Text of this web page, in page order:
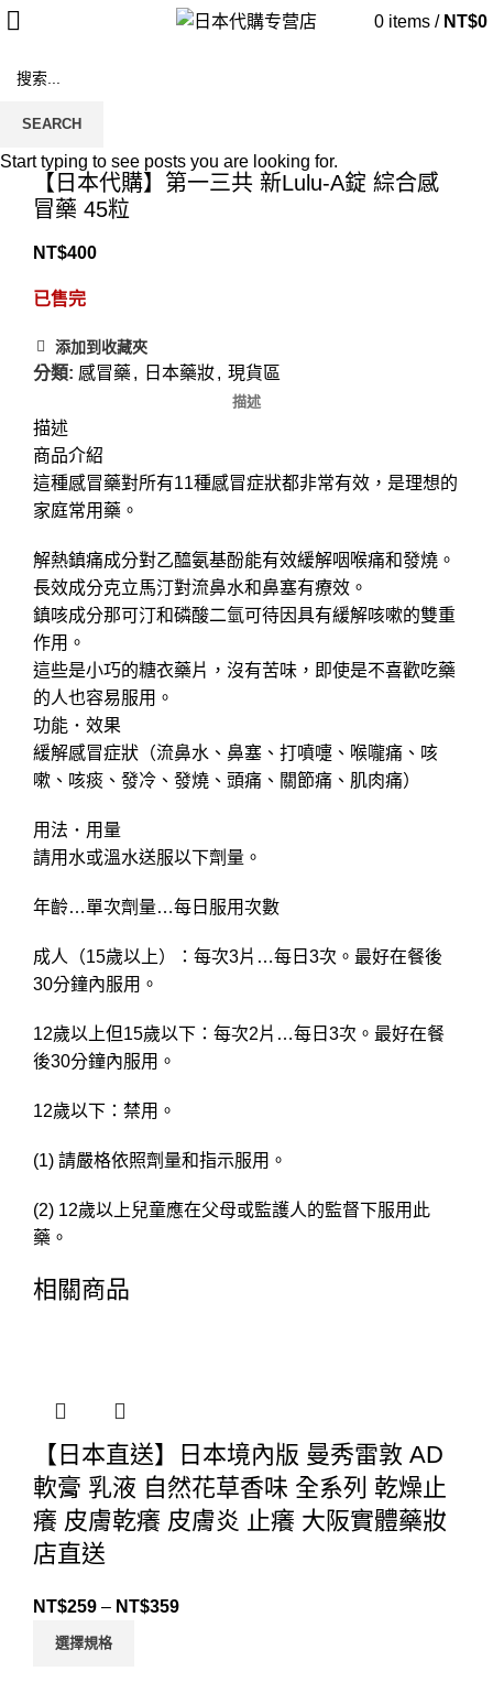
0 items / NT$0
Click to enlarge
【日本代購】第一三共 新Lulu-A錠 綜合感
冒藥 45粒
NT$400
已售完
添加到收藏夾
分類: 感冒藥 , 日本藥妝, 現貨區
描述
描述
商品介紹
這種感冒藥對所有11種感冒症狀都非常有效，是理想的
家庭常用藥。
解熱鎮痛成分對乙醯氨基酚能有效緩解咽喉痛和發燒。
長效成分克立馬汀對流鼻水和鼻塞有療效。
鎮咳成分那可汀和磷酸二氫可待因具有緩解咳嗽的雙重
作用。
這些是小巧的糖衣藥片，沒有苦味，即使是不喜歡吃藥
的人也容易服用。
功能 ･ 效果
緩解感冒症狀（流鼻水、鼻塞、打噴嚏、喉嚨痛、咳
嗽、咳痰、發冷、發燒、頭痛、關節痛、肌肉痛）
用法 ･ 用量
請用水或溫水送服以下劑量。
年齡…單次劑量…每日服用次數
成人（15歲以上）：每次3片…每日3次。最好在餐後
30分鐘內服用。
12歲以上但15歲以下：每次2片…每日3次。最好在餐
後30分鐘內服用。
12歲以下：禁用。
(1) 請嚴格依照劑量和指示服用。
(2) 12歲以上兒童應在父母或監護人的監督下服用此
藥。
相關商品
【日本直送】日本境內版 曼秀雷敦 AD
軟膏 乳液 自然花草香味 全系列 乾燥止
癢 皮膚乾癢 皮膚炎 止癢 大阪實體藥妝
店直送
NT$259 – NT$359
選擇規格
SEARCH
Start typing to see posts you are looking for.